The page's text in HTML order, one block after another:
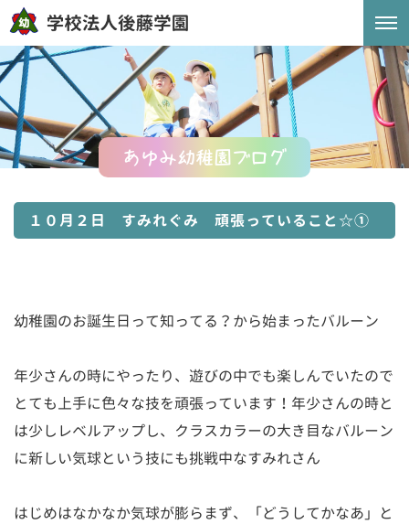
あゆみ幼稚園ブログ
１０月２日 すみれぐみ 頑張っていること☆①
幼稚園のお誕生日って知ってる？から始まったバルーン
年少さんの時にやったり、遊びの中でも楽しんでいたので
とても上手に色々な技を頑張っています！年少さんの時と
は少しレベルアップし、クラスカラーの大き目なバルーン
に新しい気球という技にも挑戦中なすみれさん
はじめはなかなか気球が膨らまず、「どうしてかなあ」と